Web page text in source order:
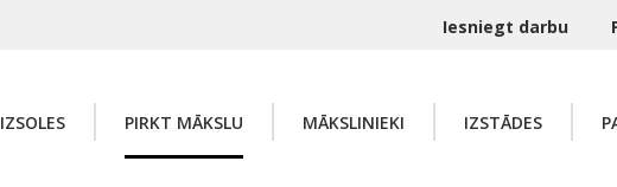
Iesniegt darbu
IZSOLES PIRKT MĀKSLU MĀKSLINIEKI IZSTĀDES